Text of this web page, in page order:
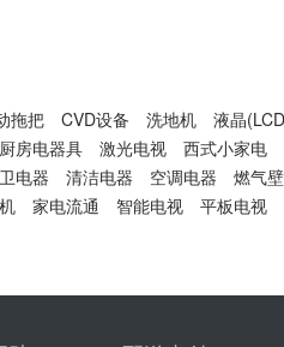
拖把 CVD设备 洗地机
液晶
房电器具 激光电视
西式小家电
电器 清洁电器 空调电器
燃气
家电流通 智能电视 平板电视